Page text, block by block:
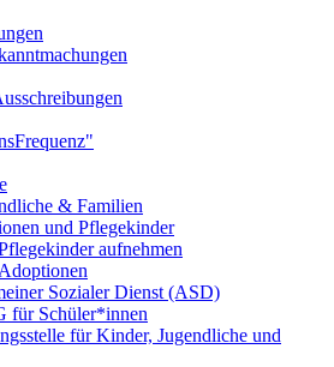
& Familien
und Pflegekinder
aufnehmen
Adoptionen
Sozialer Dienst (ASD)
für Schüler*innen
für Kinder, Jugendliche und